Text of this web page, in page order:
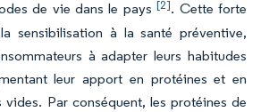
de vie dans le pays[2]. Cette forte
sensibilisation à la santé préventive,
à adapter leurs habitudes
leur apport en protéines et en
vides. Par conséquent, les protéines de